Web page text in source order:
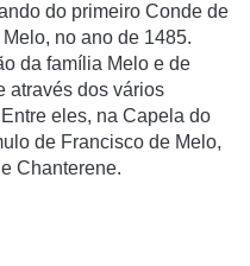
do primeiro Conde de
no ano de 1485.
da família Melo e de
através dos vários
eles, na Capela do
de Francisco de Melo,
Chanterene.